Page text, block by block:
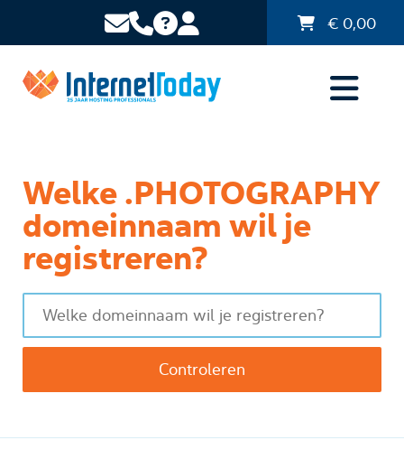
€ 0,00
Welke .PHOTOGRAPHY
domeinnaam wil je
registreren?